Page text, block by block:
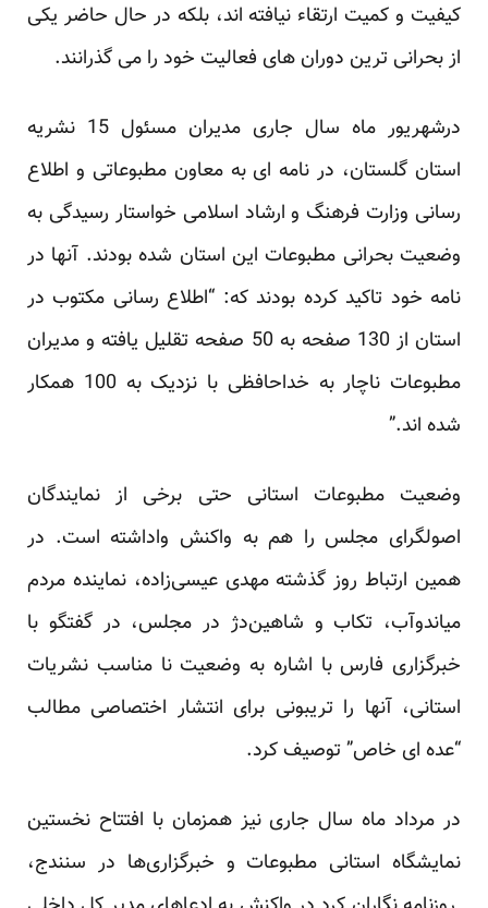
کیفیت و کمیت ارتقاء نیافته اند، بلکه در حال حاضر یکی
از بحرانی ترین دوران های فعالیت خود را می گذرانند.
درشهریور ماه سال جاری مدیران مسئول 15 نشریه
استان گلستان، در نامه ای به معاون مطبوعاتی و اطلاع
رسانی وزارت فرهنگ و ارشاد اسلامی خواستار رسیدگی به
وضعیت بحرانی مطبوعات این استان شده بودند. آنها در
نامه خود تاکید کرده بودند که: “اطلاع رسانی مکتوب در
استان از 130 صفحه به 50 صفحه تقلیل یافته و مدیران
مطبوعات ناچار به خداحافظی با نزدیک به 100 همکار
شده اند.”
وضعیت مطبوعات استانی حتی برخی از نمایندگان
اصولگرای مجلس را هم به واکنش واداشته است. در
همین ارتباط روز گذشته مهدی عیسی‌زاده، نماینده مردم
میاندوآب، تکاب و شاهین‌دژ در مجلس، در گفتگو با
خبرگزاری فارس با اشاره به وضعیت نا مناسب نشریات
استانی، آنها را تریبونی برای انتشار اختصاصی مطالب
“عده ای خاص” توصیف کرد.
در مرداد ماه سال جاری نیز همزمان با افتتاح نخستین
نمایشگاه استانی مطبوعات و خبرگزاری‌ها در سنندج،